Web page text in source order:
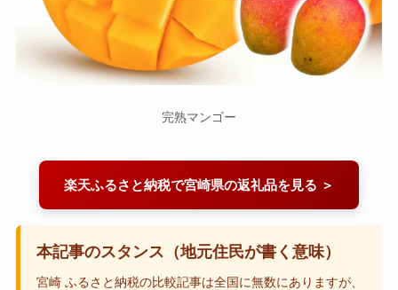
完熟マンゴー
楽天ふるさと納税で宮崎県の返礼品を見る ＞
本記事のスタンス（地元住民が書く意味）
宮崎 ふるさと納税の比較記事は全国に無数にありますが、